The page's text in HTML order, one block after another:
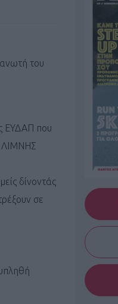
του
ΕΥΔΑΠ που
ΛΙΜΝΗΣ
δίνοντάς
σε